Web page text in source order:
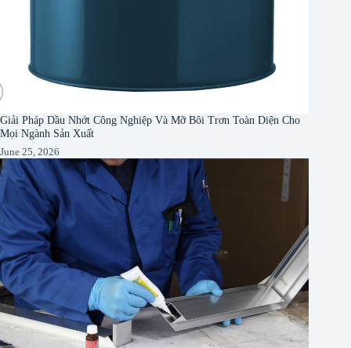
Giải Pháp Dầu Nhớt Công Nghiệp Và Mỡ Bôi Trơn Toàn Diện Cho
Mọi Ngành Sản Xuất
June 25, 2026